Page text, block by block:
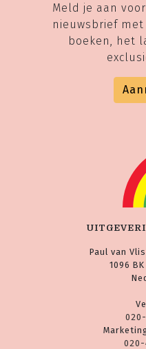
Meld je aan
nieuwsbrief
boeken, het
Paul van
1096
020-